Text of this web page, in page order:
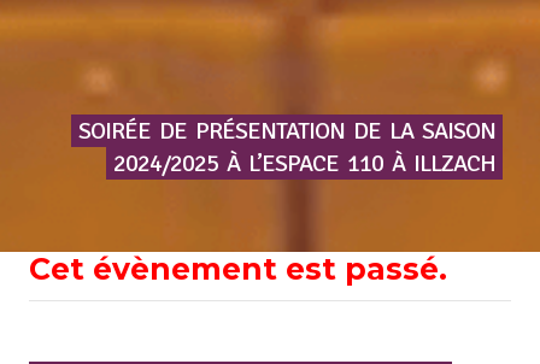
SOIRÉE DE PRÉSENTATION DE LA SAISON
2024/2025 À L’ESPACE 110 À ILLZACH
Cet évènement est passé.